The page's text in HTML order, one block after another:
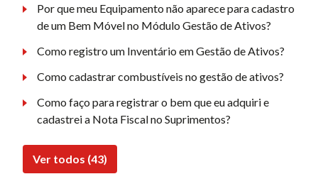
Por que meu Equipamento não aparece para cadastro
de um Bem Móvel no Módulo Gestão de Ativos?
Como registro um Inventário em Gestão de Ativos?
Como cadastrar combustíveis no gestão de ativos?
Como faço para registrar o bem que eu adquiri e
cadastrei a Nota Fiscal no Suprimentos?
Ver todos (43)